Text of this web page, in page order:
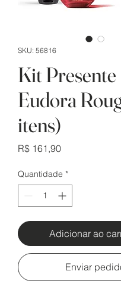
SKU: 56816
Kit Presente
Eudora
itens)
R$ 161,90Preço
Quantidade *
Adicionar ao
Enviar